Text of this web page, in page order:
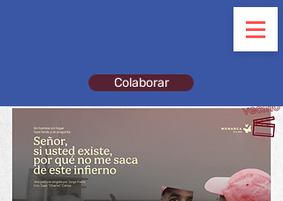
Colaborar